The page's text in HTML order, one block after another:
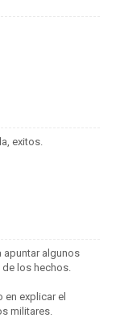
exitos.
apuntar algunos
los hechos.
en explicar el
militares.